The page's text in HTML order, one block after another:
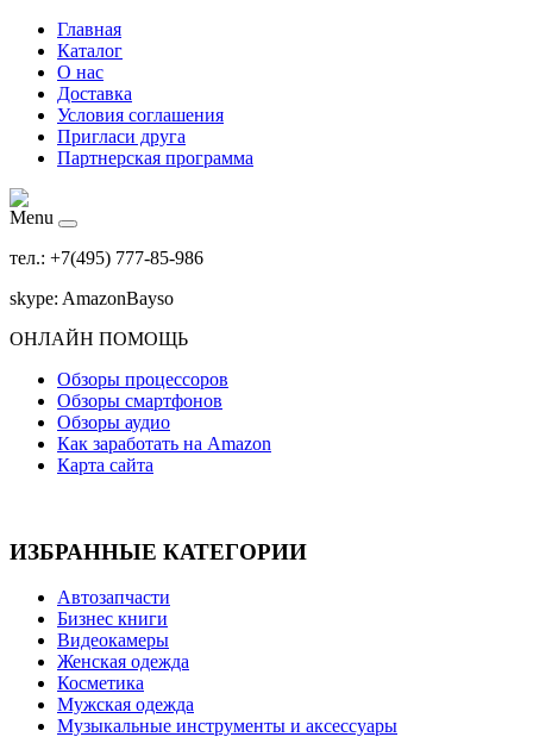
Главная
Каталог
О нас
Доставка
Условия соглашения
Пригласи друга
Партнерская программа
Menu
тел.: +7(495) 777-85-986
skype: AmazonBayso
ОНЛАЙН ПОМОЩЬ
Обзоры процессоров
Обзоры смартфонов
Обзоры аудио
Как заработать на Amazon
Карта сайта
ИЗБРАННЫЕ КАТЕГОРИИ
Автозапчасти
Бизнес книги
Видеокамеры
Женская одежда
Косметика
Мужская одежда
Музыкальные инструменты и аксессуары